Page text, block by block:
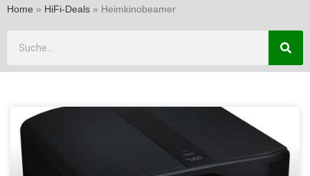
Home » HiFi-Deals » Heimkinobeamer